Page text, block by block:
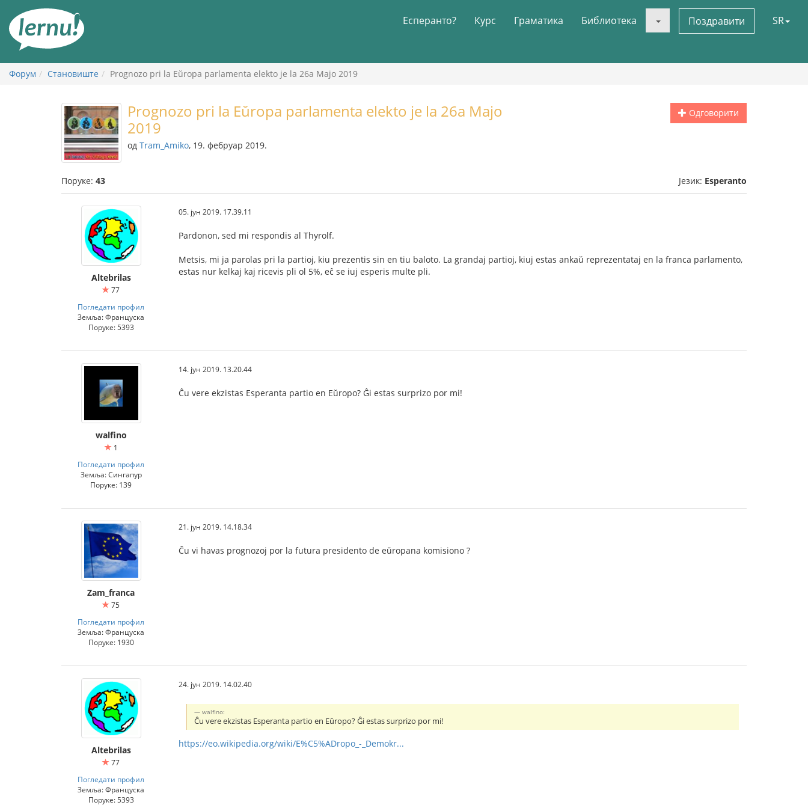
садржају
Есперанто? Курс Граматика Библиотека Поздравити SR
Форум Становиште Prognozo pri la Eŭropa parlamenta elekto je la 26a Majo 2019
Одговорити
Prognozo pri la Eŭropa parlamenta elekto je la 26a Majo
2019
од Tram_Amiko, 19. фебруар 2019.
Поруке: 43 Језик: Esperanto
Altebrilas
77
Погледати профил
Земља: Француска
Поруке: 5393
05. јун 2019. 17.39.11
Pardonon, sed mi respondis al Thyrolf.
Metsis, mi ja parolas pri la partioj, kiu prezentis sin en tiu baloto. La grandaj partioj, kiuj estas ankaŭ reprezentataj en la franca parlamento,
estas nur kelkaj kaj ricevis pli ol 5%, eĉ se iuj esperis multe pli.
walfino
1
Погледати профил
Земља: Сингапур
Поруке: 139
14. јун 2019. 13.20.44
Ĉu vere ekzistas Esperanta partio en Eŭropo? Ĝi estas surprizo por mi!
Zam_franca
75
Погледати профил
Земља: Француска
Поруке: 1930
21. јун 2019. 14.18.34
Ĉu vi havas prognozoj por la futura presidento de eŭropana komisiono ?
Altebrilas
77
Погледати профил
Земља: Француска
Поруке: 5393
24. јун 2019. 14.02.40
walfino:
Ĉu vere ekzistas Esperanta partio en Eŭropo? Ĝi estas surprizo por mi!
https://eo.wikipedia.org/wiki/E%C5%ADropo_-_Demokr...